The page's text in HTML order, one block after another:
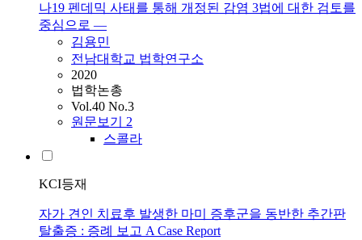
나19 펜데믹 사태를 통해 개정된 감염 3법에 대한 검토를
중심으로 ―
김용민
전남대학교 법학연구소
2020
법학논총
Vol.40 No.3
원문보기 2
스콜라
KCI등재
자가 견인 치료후 발생한 마미 증후군을 동반한 추간판
탈출증 : 증례 보고 A Case Report